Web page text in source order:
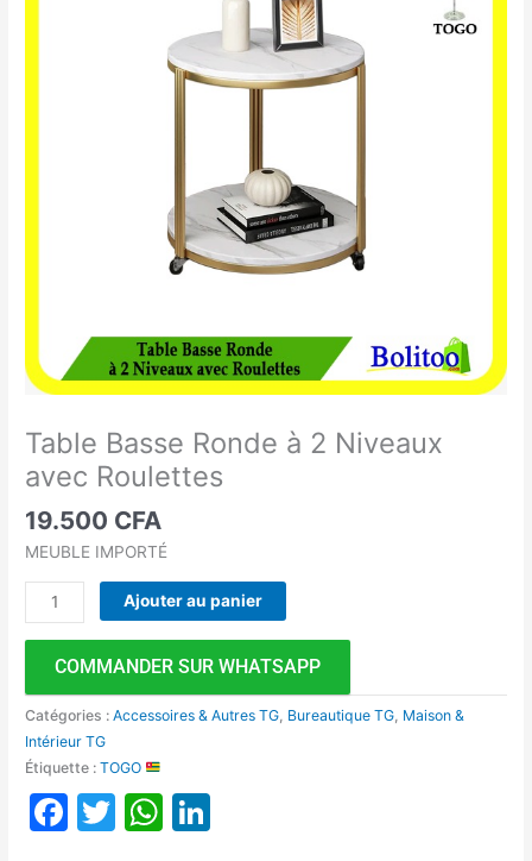
Table Basse Ronde à 2 Niveaux
avec Roulettes
19.500 CFA
MEUBLE IMPORTÉ
Ajouter au panier
COMMANDER SUR WHATSAPP
Catégories :Accessoires & Autres TG Bureautique TG Maison &
Intérieur TG
Étiquette :TOGO
Facebook
TwitterWhatsApp